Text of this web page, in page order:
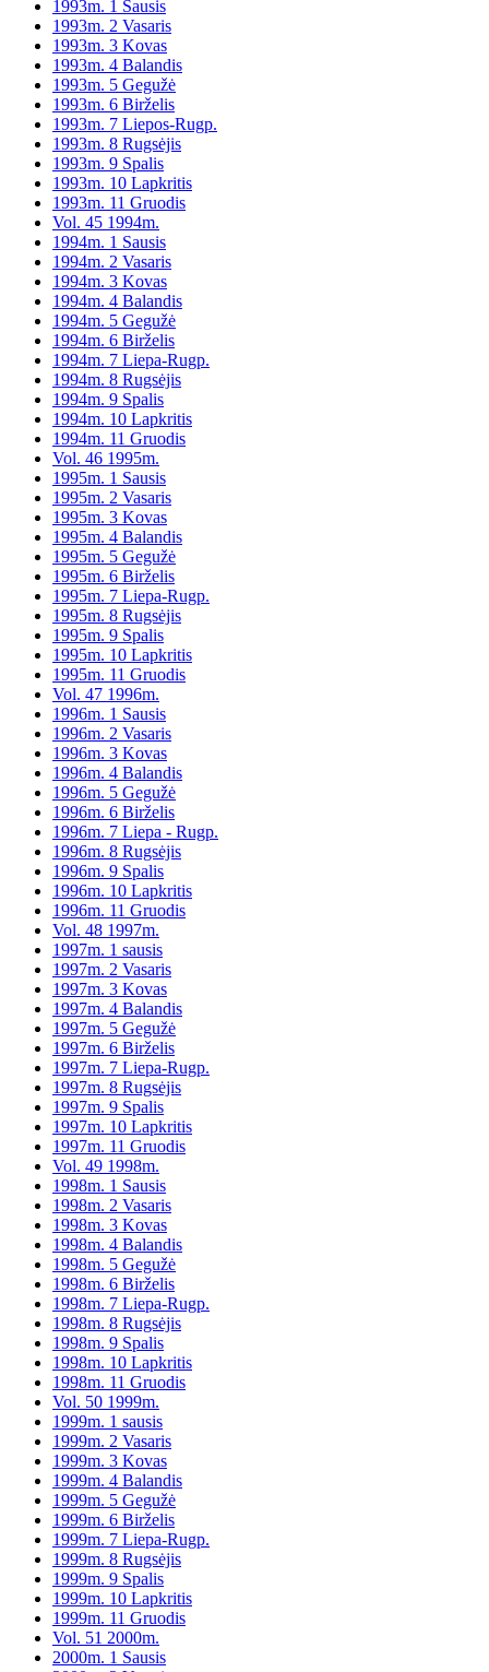
1993m. 1 Sausis
1993m. 2 Vasaris
1993m. 3 Kovas
1993m. 4 Balandis
1993m. 5 Gegužė
1993m. 6 Birželis
1993m. 7 Liepos-Rugp.
1993m. 8 Rugsėjis
1993m. 9 Spalis
1993m. 10 Lapkritis
1993m. 11 Gruodis
Vol. 45 1994m.
1994m. 1 Sausis
1994m. 2 Vasaris
1994m. 3 Kovas
1994m. 4 Balandis
1994m. 5 Gegužė
1994m. 6 Birželis
1994m. 7 Liepa-Rugp.
1994m. 8 Rugsėjis
1994m. 9 Spalis
1994m. 10 Lapkritis
1994m. 11 Gruodis
Vol. 46 1995m.
1995m. 1 Sausis
1995m. 2 Vasaris
1995m. 3 Kovas
1995m. 4 Balandis
1995m. 5 Gegužė
1995m. 6 Birželis
1995m. 7 Liepa-Rugp.
1995m. 8 Rugsėjis
1995m. 9 Spalis
1995m. 10 Lapkritis
1995m. 11 Gruodis
Vol. 47 1996m.
1996m. 1 Sausis
1996m. 2 Vasaris
1996m. 3 Kovas
1996m. 4 Balandis
1996m. 5 Gegužė
1996m. 6 Birželis
1996m. 7 Liepa - Rugp.
1996m. 8 Rugsėjis
1996m. 9 Spalis
1996m. 10 Lapkritis
1996m. 11 Gruodis
Vol. 48 1997m.
1997m. 1 sausis
1997m. 2 Vasaris
1997m. 3 Kovas
1997m. 4 Balandis
1997m. 5 Gegužė
1997m. 6 Birželis
1997m. 7 Liepa-Rugp.
1997m. 8 Rugsėjis
1997m. 9 Spalis
1997m. 10 Lapkritis
1997m. 11 Gruodis
Vol. 49 1998m.
1998m. 1 Sausis
1998m. 2 Vasaris
1998m. 3 Kovas
1998m. 4 Balandis
1998m. 5 Gegužė
1998m. 6 Birželis
1998m. 7 Liepa-Rugp.
1998m. 8 Rugsėjis
1998m. 9 Spalis
1998m. 10 Lapkritis
1998m. 11 Gruodis
Vol. 50 1999m.
1999m. 1 sausis
1999m. 2 Vasaris
1999m. 3 Kovas
1999m. 4 Balandis
1999m. 5 Gegužė
1999m. 6 Birželis
1999m. 7 Liepa-Rugp.
1999m. 8 Rugsėjis
1999m. 9 Spalis
1999m. 10 Lapkritis
1999m. 11 Gruodis
Vol. 51 2000m.
2000m. 1 Sausis